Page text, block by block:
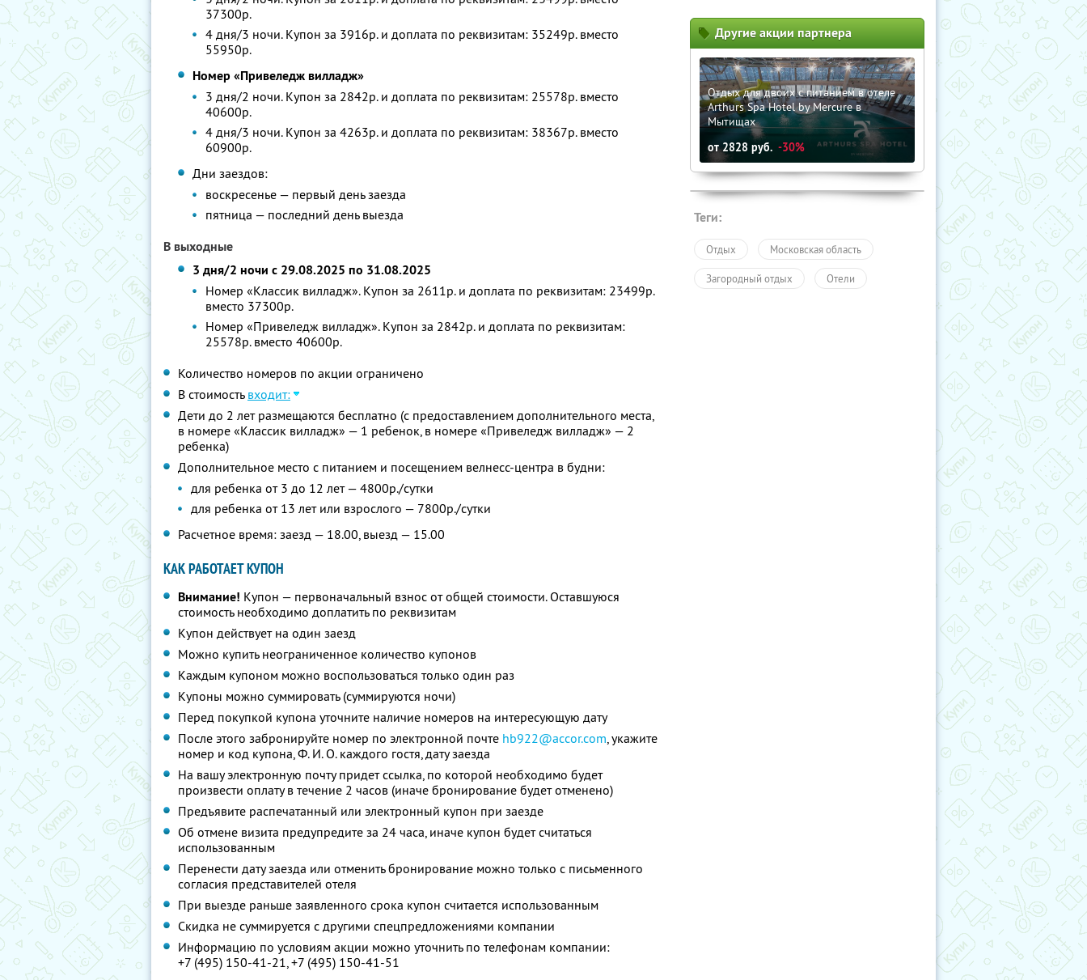
37300р.
4 дня/3 ночи. Купон за 3916р. и доплата по реквизитам: 35249р. вместо
55950р.
Номер «Привеледж вилладж»
3 дня/2 ночи. Купон за 2842р. и доплата по реквизитам: 25578р. вместо
40600р.
4 дня/3 ночи. Купон за 4263р. и доплата по реквизитам: 38367р. вместо
60900р.
Дни заездов:
воскресенье — первый день заезда
пятница — последний день выезда
В выходные
3 дня/2 ночи с 29.08.2025 по 31.08.2025
Номер «Классик вилладж». Купон за 2611р. и доплата по реквизитам: 23499р.
вместо 37300р.
Номер «Привеледж вилладж». Купон за 2842р. и доплата по реквизитам:
25578р. вместо 40600р.
Количество номеров по акции ограничено
В стоимость входит:
Дети до 2 лет размещаются бесплатно (с предоставлением дополнительного места,
в номере «Классик вилладж» — 1 ребенок, в номере «Привеледж вилладж» — 2
ребенка)
Дополнительное место с питанием и посещением велнесс-центра в будни:
для ребенка от 3 до 12 лет — 4800р./сутки
для ребенка от 13 лет или взрослого — 7800р./сутки
Расчетное время: заезд — 18.00, выезд — 15.00
КАК РАБОТАЕТ КУПОН
Внимание! Купон — первоначальный взнос от общей стоимости. Оставшуюся
стоимость необходимо доплатить по реквизитам
Купон действует на один заезд
Можно купить неограниченное количество купонов
Каждым купоном можно воспользоваться только один раз
Купоны можно суммировать (суммируются ночи)
Перед покупкой купона уточните наличие номеров на интересующую дату
После этого забронируйте номер по электронной почте hb922@accor.com, укажите
номер и код купона,Ф. И. О.каждого гостя, дату заезда
На вашу электронную почту придет ссылка, по которой необходимо будет
произвести оплату в течение 2 часов (иначе бронирование будет отменено)
Предъявите распечатанный или электронный купон при заезде
Об отмене визита предупредите за 24 часа, иначе купон будет считаться
использованным
Перенести дату заезда или отменить бронирование можно только с письменного
согласия представителей отеля
При выезде раньше заявленного срока купон считается использованным
Скидка не суммируется с другими спецпредложениями компании
Информацию по условиям акции можно уточнить по телефонам компании:
+7 (495) 150-41-21, +7 (495) 150-41-51
Другие акции партнера
Отдых для двоих с питанием в отеле
Arthurs Spa Hotel by Mercure в
Мытищах
от2828 руб. -30%
Теги:
Отдых Московская область
Загородный отдых Отели